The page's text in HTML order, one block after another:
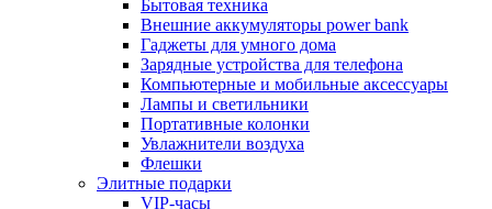
Бытовая техника
Внешние аккумуляторы power bank
Гаджеты для умного дома
Зарядные устройства для телефона
Компьютерные и мобильные аксессуары
Лампы и светильники
Портативные колонки
Увлажнители воздуха
Флешки
Элитные подарки
VIP-часы